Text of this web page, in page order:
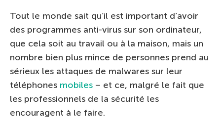
Tout le monde sait qu’il est important d’avoir
des programmes anti-virus sur son ordinateur,
que cela soit au travail ou à la maison, mais un
nombre bien plus mince de personnes prend au
sérieux les attaques de malwares sur leur
téléphones mobiles – et ce, malgré le fait que
les professionnels de la sécurité les
encouragent à le faire.